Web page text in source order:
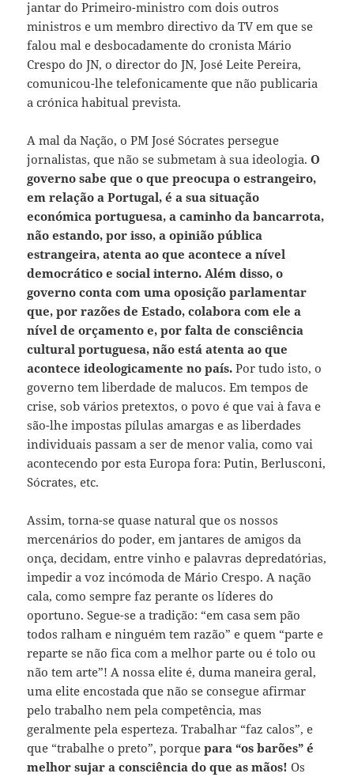
jantar do Primeiro-ministro com dois outros
ministros e um membro directivo da TV em que se
falou mal e desbocadamente do cronista Mário
Crespo do JN, o director do JN, José Leite Pereira,
comunicou-lhe telefonicamente que não publicaria
a crónica habitual prevista.
A mal da Nação, o PM José Sócrates persegue
jornalistas, que não se submetam à sua ideologia.O
governo sabe que o que preocupa o estrangeiro,
em relação a Portugal, é a sua situação
económica portuguesa, a caminho da bancarrota,
não estando, por isso, a opinião pública
estrangeira, atenta ao que acontece a nível
democrático e social interno. Além disso, o
governo conta com uma oposição parlamentar
que, por razões de Estado, colabora com ele a
nível de orçamento e, por falta de consciência
cultural portuguesa, não está atenta ao que
acontece ideologicamente no país. Por tudo isto, o
governo tem liberdade de malucos. Em tempos de
crise, sob vários pretextos, o povo é que vai à fava e
são-lhe impostas pílulas amargas e as liberdades
individuais passam a ser de menor valia, como vai
acontecendo por esta Europa fora: Putin, Berlusconi,
Sócrates, etc.
Assim, torna-se quase natural que os nossos
mercenários do poder, em jantares de amigos da
onça, decidam, entre vinho e palavras depredatórias,
impedir a voz incómoda de Mário Crespo. A nação
cala, como sempre faz perante os líderes do
oportuno. Segue-se a tradição: “em casa sem pão
todos ralham e ninguém tem razão” e quem “parte e
reparte se não fica com a melhor parte ou é tolo ou
não tem arte”! A nossa elite é, duma maneira geral,
uma elite encostada que não se consegue afirmar
pelo trabalho nem pela competência, mas
geralmente pela esperteza. Trabalhar “faz calos”, e
que “trabalhe o preto”, porquepara “os barões” é
melhor sujar a consciência do que as mãos! Os